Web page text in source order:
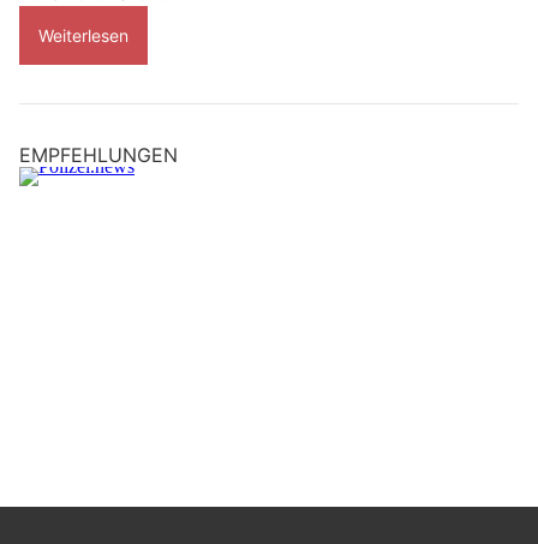
Weiterlesen
EMPFEHLUNGEN